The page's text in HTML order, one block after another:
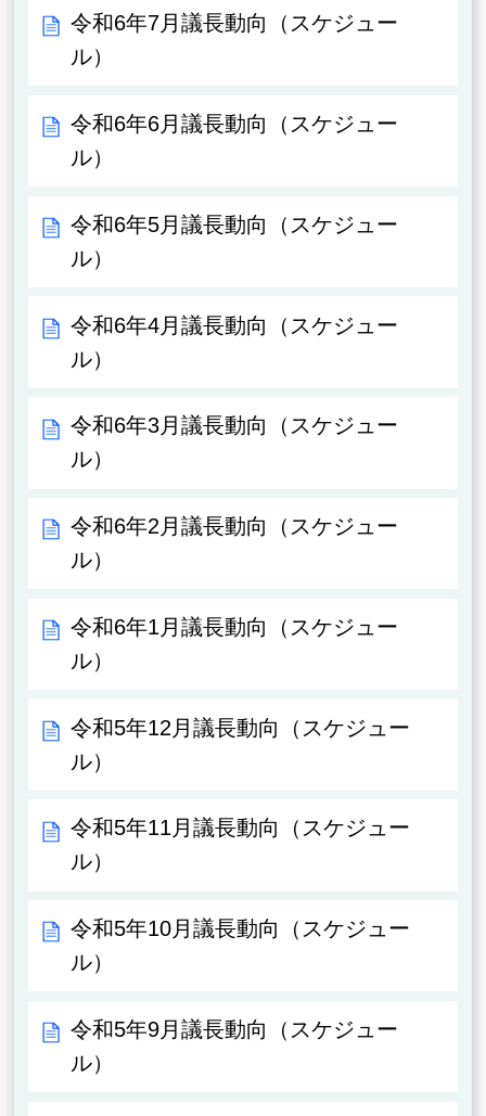
令和6年7月議長動向（スケジュー
ル）
令和6年6月議長動向（スケジュー
ル）
令和6年5月議長動向（スケジュー
ル）
令和6年4月議長動向（スケジュー
ル）
令和6年3月議長動向（スケジュー
ル）
令和6年2月議長動向（スケジュー
ル）
令和6年1月議長動向（スケジュー
ル）
令和5年12月議長動向（スケジュー
ル）
令和5年11月議長動向（スケジュー
ル）
令和5年10月議長動向（スケジュー
ル）
令和5年9月議長動向（スケジュー
ル）